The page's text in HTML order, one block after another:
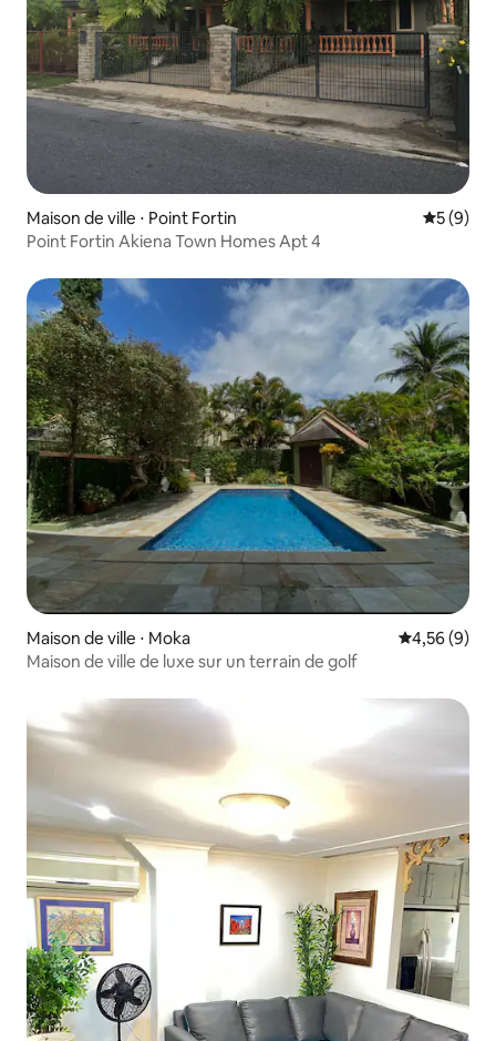
Maison de ville ⋅ Point Fortin
5 (9)
Point Fortin Akiena Town Homes Apt 4
Maison de ville ⋅ Moka Évaluation
4,56 (9)
Maison de ville de luxe sur un terrain de golf